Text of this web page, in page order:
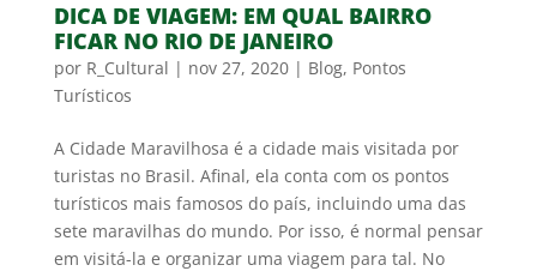
DICA DE VIAGEM: EM QUAL BAIRRO
FICAR NO RIO DE JANEIRO
por R_Cultural | nov 27, 2020| Blog, Pontos
Turísticos
A Cidade Maravilhosa é a cidade mais visitada por
turistas no Brasil. Afinal, ela conta com os pontos
turísticos mais famosos do país, incluindo uma das
sete maravilhas do mundo. Por isso, é normal pensar
em visitá-la e organizar uma viagem para tal. No